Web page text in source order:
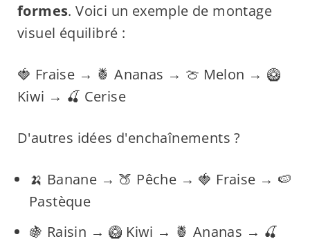
formes. Voici un exemple de montage
visuel équilibré :
🍓 Fraise → 🍍 Ananas → 🍈 Melon → 🥝
Kiwi → 🍒 Cerise
D'autres idées d'enchaînements ?
🍌 Banane → 🍑 Pêche → 🍓 Fraise → 🍉
Pastèque
🍇 Raisin → 🥝 Kiwi → 🍍 Ananas → 🍒